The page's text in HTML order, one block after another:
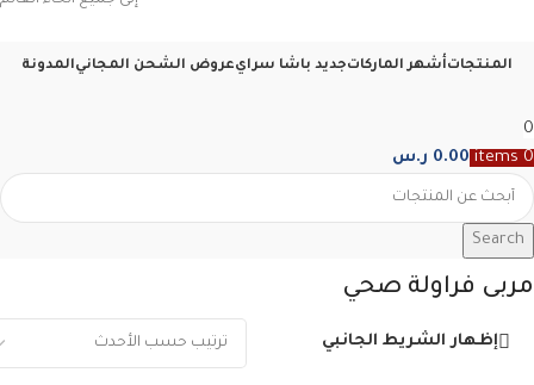
المنتجاتأشهر الماركاتجديد باشا سرايعروض الشحن المجانيالمدونة
0
0
items
0.00 ر.س
Search
مربى فراولة صحي
إظهار الشريط الجانبي